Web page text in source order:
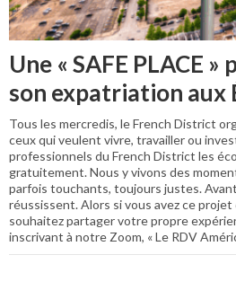
Une « SAFE PLACE
son expatriation aux
Tous les mercredis, le French District
ceux qui veulent vivre, travailler ou
professionnels du French District les
gratuitement. Nous y vivons des
parfois touchants, toujours justes.
réussissent. Alors si vous avez ce projet
souhaitez partager votre propre
inscrivant à notre Zoom, « Le RDV